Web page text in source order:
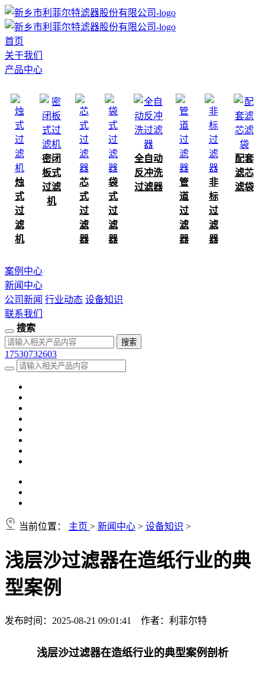
首页
关于我们
产品中心
烛
式
过
滤
机
密闭
板式
过滤
机
芯
式
过
滤
器
袋
式
过
滤
器
全自动
反冲洗
过滤器
管
道
过
滤
器
非
标
过
滤
器
配套
滤芯
滤袋
案例中心
新闻中心
公司新闻 行业动态 设备知识
联系我们
搜索
17530732603
当前位置： 主页 > 新闻中心 > 设备知识 >
浅层沙过滤器在造纸行业的典
型案例
发布时间：2025-08-21 09:01:41 作者：利菲尔特
浅层沙过滤器在造纸行业的典型案例剖析